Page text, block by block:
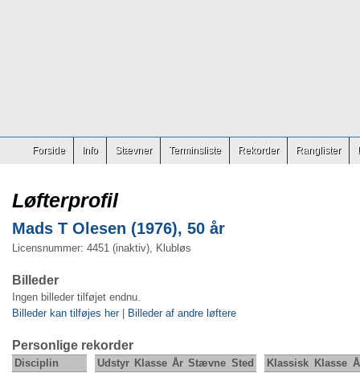
Forside Info Stævner Terminsliste Rekorder Ranglister
Løfterprofil
Mads T Olesen (1976), 50 år
Licensnummer: 4451 (inaktiv), Klubløs
Billeder
Ingen billeder tilføjet endnu.
Billeder kan tilføjes her| Billeder af andre løftere
Personlige rekorder
Disciplin Udstyr Klasse År Stævne Sted Klassisk Klasse